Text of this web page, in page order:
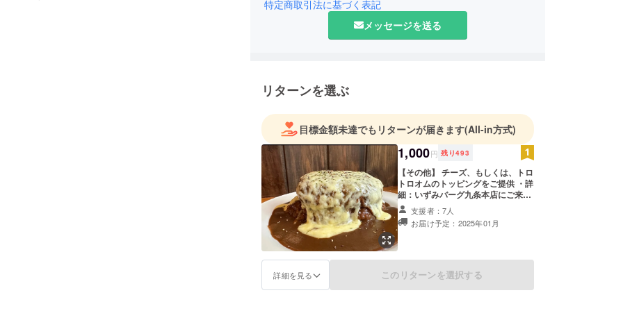
特定商取引法に基づく表記
メッセージを送る
リターンを選ぶ
目標金額未達でもリターンが届きます(All-in方式)
1,000円 残り493
【その他】 チーズ、もしくは、トロ
トロオムのトッピングをご提供 ・詳
細：いずみバーグ九条本店にご来店
で、大人気のチーズトッピングをご
提供！ 数十酢類のスパイス
の効いた濃厚なルーと、マイルドな
他のトッピングとの相性も
抜群です！ ※九条本店のみ ※有効期
限は2024年10月より1年間
支援者：7人
お届け予定：2025年01月
詳細を見る このリターンを選択する